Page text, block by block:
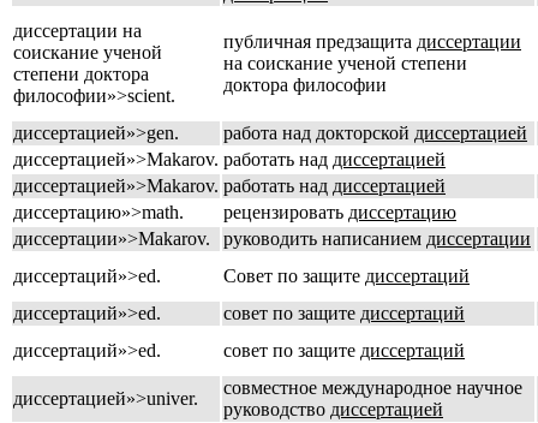
диссертации на
соискание ученой
степени доктора
философии»>scient.
публичная предзащита диссертации
на соискание ученой степени
доктора философии
диссертацией»>gen. работа над докторской диссертацией
диссертацией»>Makarov. работать над диссертацией
диссертацией»>Makarov. работать над диссертацией
диссертацию»>math.
рецензировать диссертацию
диссертации»>Makarov.
руководить написанием диссертации
диссертаций»>ed.
Совет по защите диссертаций
диссертаций»>ed.
совет по защите диссертаций
диссертаций»>ed.
совет по защите диссертаций
диссертацией»>univer.
совместное международное научное
руководство диссертацией